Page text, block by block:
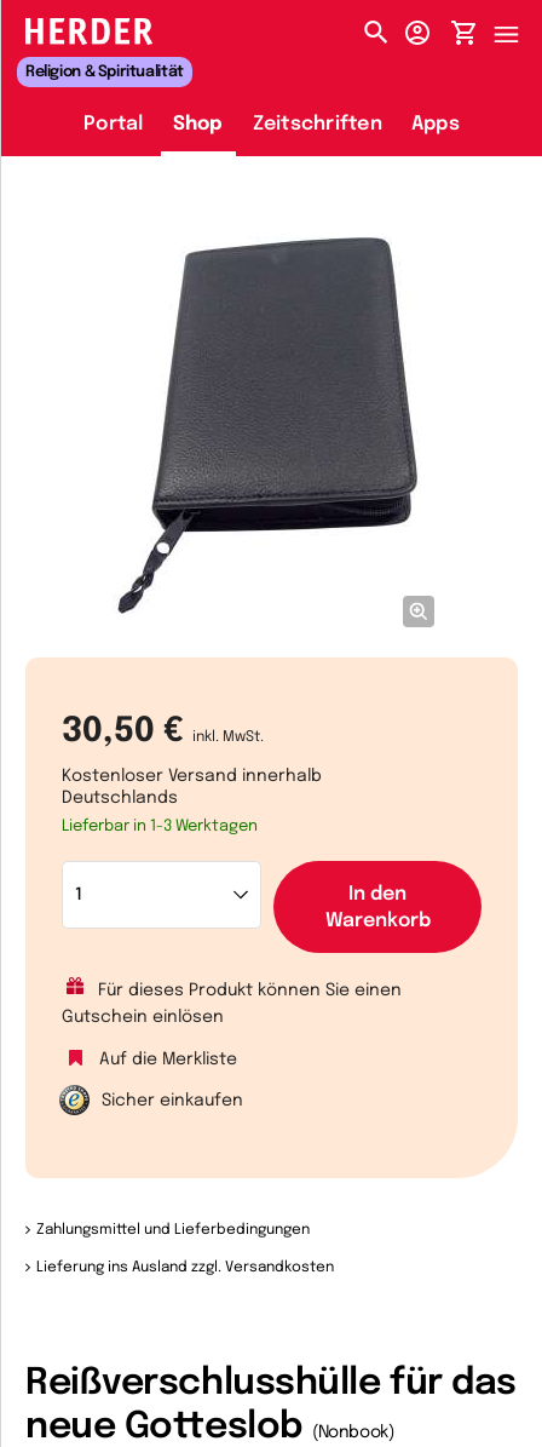
HERDER-MENÜ
Religion & Spiritualität
Portal Shop Zeitschriften Apps
30,50 € inkl. MwSt.
Kostenloser Versand innerhalb
Deutschlands
Lieferbar in 1-3 Werktagen
In den
Warenkorb
Für dieses Produkt können Sie einen
Gutschein einlösen
Auf die Merkliste
Sicher einkaufen
Zahlungsmittel und Lieferbedingungen
Lieferung ins Ausland zzgl. Versandkosten
Reißverschlusshülle für das
neue Gotteslob
(Nonbook)